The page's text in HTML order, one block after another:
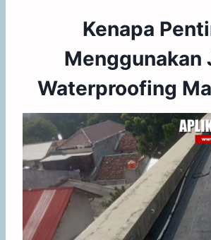
Kenapa
Menggunakan
Waterproofing